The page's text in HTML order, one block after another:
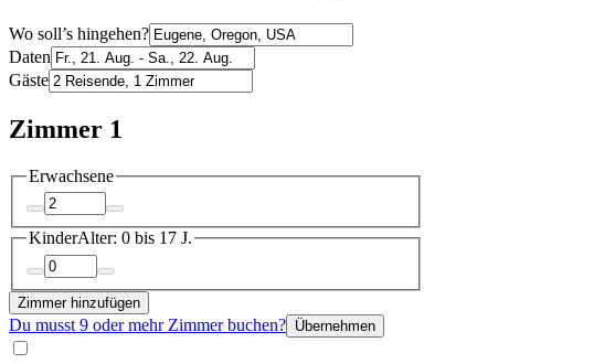
Wo soll’s hingehen?
Daten
Gäste
Zimmer 1
Erwachsene
KinderAlter: 0 bis 17 J.
Zimmer hinzufügen
Du musst 9 oder mehr Zimmer buchen? Übernehmen